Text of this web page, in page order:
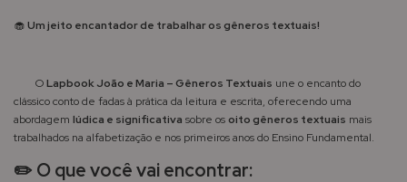
🧁Um jeito encantador de trabalhar os gêneros textuais!
OLapbook João e Maria – Gêneros Textuais une o encanto do
clássico conto de fadas à prática da leitura e escrita, oferecendo uma
abordagem lúdica e significativa sobre os oito gêneros textuais mais
trabalhados na alfabetização e nos primeiros anos do Ensino Fundamental.
✏️ O que você vai encontrar: